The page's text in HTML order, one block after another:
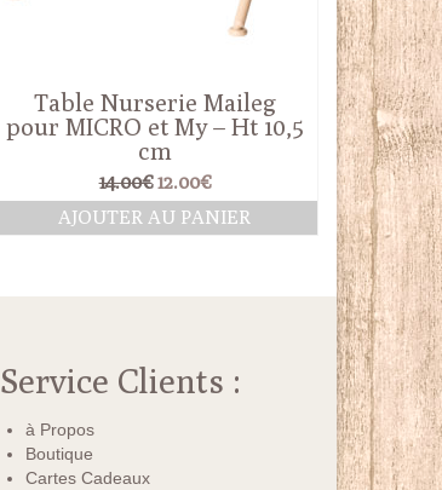
Table Nurserie Maileg
pour MICRO et My – Ht 10,5
cm
14.00€ Le
prix
initial
12.00€Le
prix
actuel
AJOUTER AU PANIER
Service Clients :
à Propos
Boutique
Cartes Cadeaux